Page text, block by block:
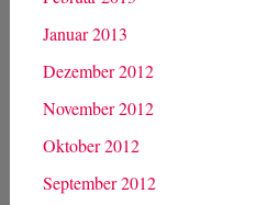
Januar 2013
Dezember 2012
November 2012
Oktober 2012
September 2012